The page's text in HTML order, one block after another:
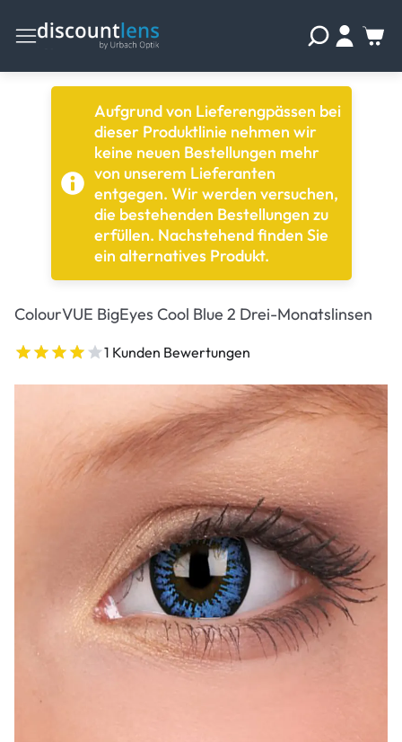
Aufgrund von Lieferengpässen bei
dieser Produktlinie nehmen wir
keine neuen Bestellungen mehr
von unserem Lieferanten
entgegen. Wir werden versuchen,
die bestehenden Bestellungen zu
erfüllen. Nachstehend finden Sie
ein alternatives Produkt.
ColourVUE BigEyes Cool Blue 2 Drei-Monatslinsen
1 Kunden Bewertungen